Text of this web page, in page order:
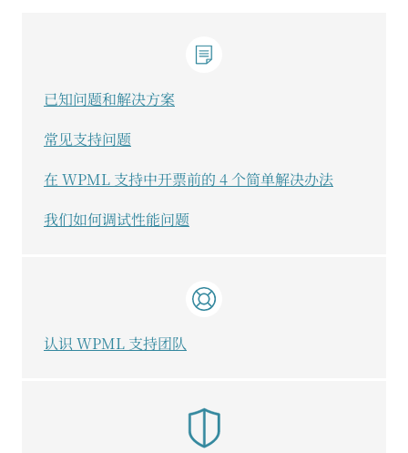
已知问题和解决方案
常见支持问题
在 WPML 支持中开票前的 4 个简单解决办法
我们如何调试性能问题
认识 WPML 支持团队